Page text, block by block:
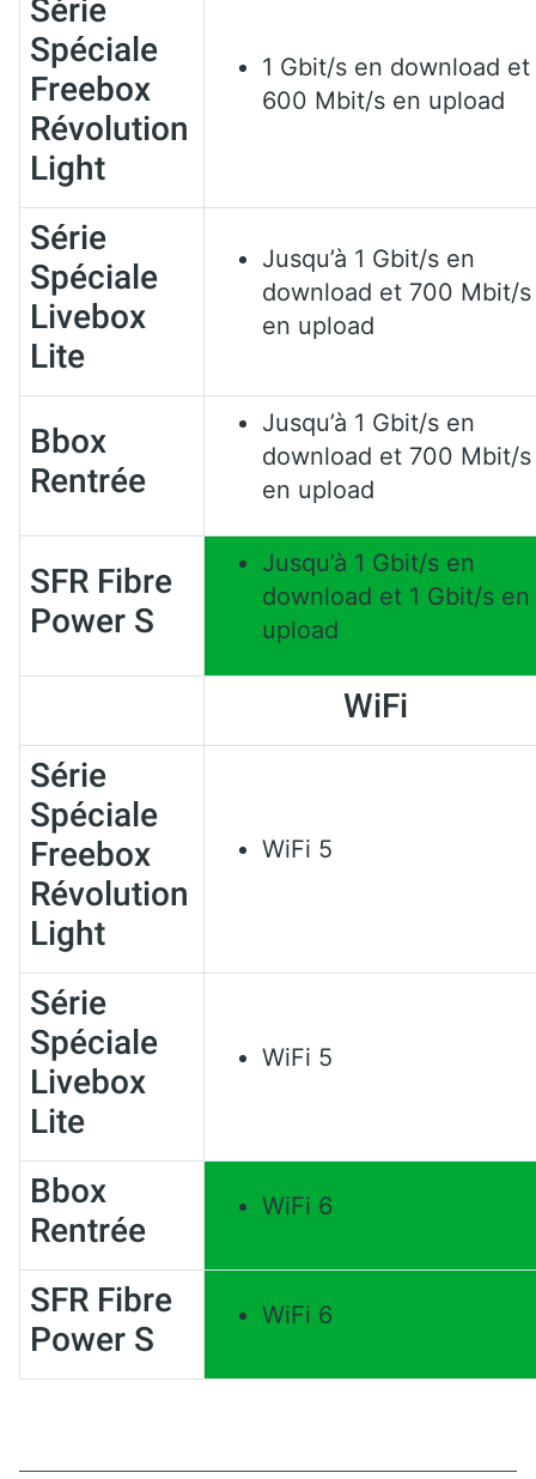
Série
Spéciale
Freebox
Révolution
Light
1 Gbit/s en download et
600 Mbit/s en upload
Série
Spéciale
Livebox
Lite
Jusqu’à 1 Gbit/s en
download et 700 Mbit/s
en upload
Bbox
Rentrée
Jusqu’à 1 Gbit/s en
download et 700 Mbit/s
en upload
SFR Fibre
Power S
Jusqu’à 1 Gbit/s en
download et 1 Gbit/s en
upload
WiFi
Série
Spéciale
Freebox
Révolution
Light
WiFi 5
Série
Spéciale
Livebox
Lite
WiFi 5
Bbox
Rentrée
WiFi 6
SFR Fibre
Power S
WiFi 6